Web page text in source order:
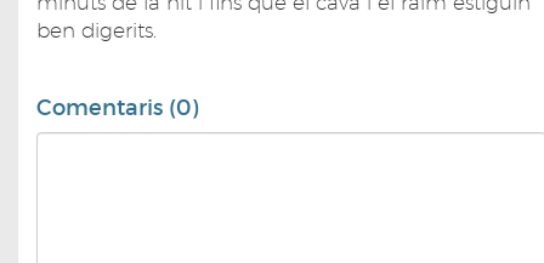
ben digerits.
Comentaris (0)